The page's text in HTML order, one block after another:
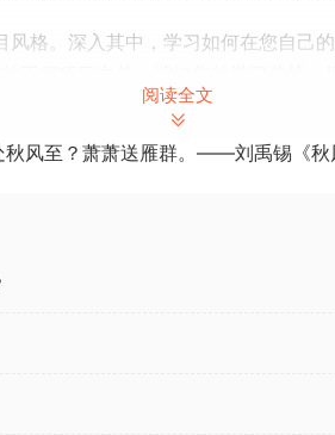
格。深入其中，学习如何在您自己的
提升您的声音水平。
括原曲的完整旋律和声部（或任何其
of modern Bass House artists.
Compressed, Sidechained &
阅读全文
秋风至？萧萧送雁群。——刘禹锡《秋